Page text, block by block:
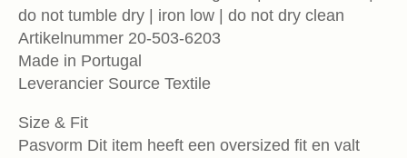
do not tumble dry | iron low | do not dry clean
Artikelnummer 20-503-6203
Made in Portugal
Leverancier Source Textile
Size & Fit
Pasvorm Dit item heeft een oversized fit en valt